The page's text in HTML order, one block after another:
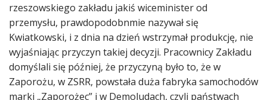
rzeszowskiego zakładu jakiś wiceminister od
przemysłu, prawdopodobnmie nazywał się
Kwiatkowski, i z dnia na dzień wstrzymał produkcję, nie
wyjaśniając przyczyn takiej decyzji. Pracownicy Zakładu
domyślali się później, że przyczyną było to, że w
Zaporożu, w ZSRR, powstała duża fabryka samochodów
marki „Zaporożec” i w Demoludach, czyli państwach